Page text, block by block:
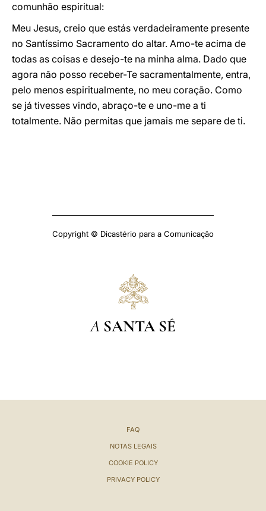
comunhão espiritual:
Meu Jesus, creio que estás verdadeiramente presente
no Santíssimo Sacramento do altar. Amo-te acima de
todas as coisas e desejo-te na minha alma. Dado que
agora não posso receber-Te sacramentalmente, entra,
pelo menos espiritualmente, no meu coração. Como
se já tivesses vindo, abraço-te e uno-me a ti
totalmente. Não permitas que jamais me separe de ti.
Copyright © Dicastério para a Comunicação
A SANTA SÉ
FAQ
NOTAS LEGAIS
COOKIE POLICY
PRIVACY POLICY